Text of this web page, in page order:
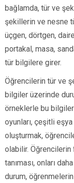
bağlamda, tür ve
şekillerin ve nesne
üçgen, dörtgen,
portakal, masa,
tür bilgilere girer.
Öğrencilerin tür ve
bilgiler üzerinde
örneklerle bu
oyunları, çeşitli
oluşturmak,
olabilir.
tanıması, onları
durum,